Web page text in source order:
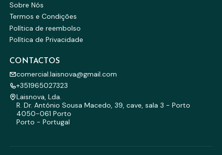
Sobre Nós
Termos e Condições
Política de reembolso
Política de Privacidade
CONTACTOS
comercial.laisnova@gmail.com
+351965027323
Laisnova, Lda.
R. Dr. António Sousa Macedo, 39, cave, sala 3 - Porto
4050-061 Porto
Porto - Portugal